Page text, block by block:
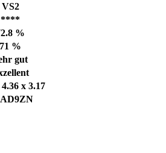
VS2
****
%
71 %
gut
x 3.17